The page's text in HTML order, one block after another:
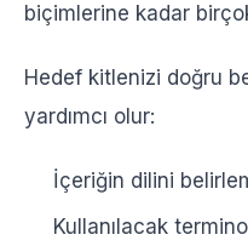
biçimlerine kadar
Hedef kitlenizi doğru
yardımcı olur:
İçeriğin dilini
Kullanılacak